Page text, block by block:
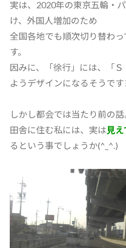
実は、2020年の東京五輪・
け、外国人増加のため
全国各地でも順次切り替わ
す。
因みに、「徐行」には、「
ようデザインになるそうで
しかし都会では当たり前の話
田舎に住む私には、実は見
るという事でしょうか(^_^.)